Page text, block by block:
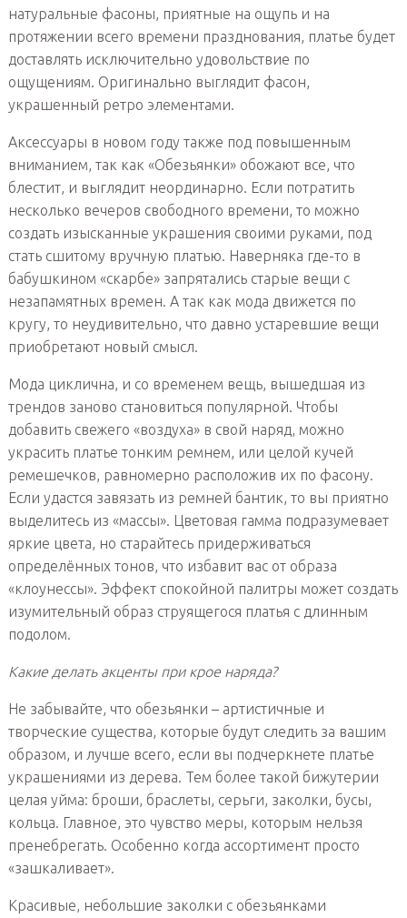
натуральные фасоны, приятные на ощупь и на
протяжении всего времени празднования, платье будет
доставлять исключительно удовольствие по
ощущениям. Оригинально выглядит фасон,
украшенный ретро элементами.
Аксессуары в новом году также под повышенным
вниманием, так как «Обезьянки» обожают все, что
блестит, и выглядит неординарно. Если потратить
несколько вечеров свободного времени, то можно
создать изысканные украшения своими руками, под
стать сшитому вручную платью. Наверняка где-то в
бабушкином «скарбе» запрятались старые вещи с
незапамятных времен. А так как мода движется по
кругу, то неудивительно, что давно устаревшие вещи
приобретают новый смысл.
Мода циклична, и со временем вещь, вышедшая из
трендов заново становиться популярной. Чтобы
добавить свежего «воздуха» в свой наряд, можно
украсить платье тонким ремнем, или целой кучей
ремешечков, равномерно расположив их по фасону.
Если удастся завязать из ремней бантик, то вы приятно
выделитесь из «массы». Цветовая гамма подразумевает
яркие цвета, но старайтесь придерживаться
определённых тонов, что избавит вас от образа
«клоунессы». Эффект спокойной палитры может создать
изумительный образ струящегося платья с длинным
подолом.
Какие делать акценты при крое наряда?
Не забывайте, что обезьянки – артистичные и
творческие существа, которые будут следить за вашим
образом, и лучше всего, если вы подчеркнете платье
украшениями из дерева. Тем более такой бижутерии
целая уйма: броши, браслеты, серьги, заколки, бусы,
кольца. Главное, это чувство меры, которым нельзя
пренебрегать. Особенно когда ассортимент просто
«зашкаливает».
Красивые, небольшие заколки с обезьянками